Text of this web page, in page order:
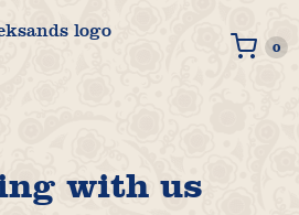
0
0
with us